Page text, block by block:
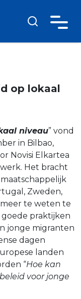
op lokaal
niveau” vond
in Bilbao,
Novisi Elkartea
Het bracht
Zweden,
te weten te
praktijken
jonge migranten
dagen
landen
“Hoe kan
voor jonge